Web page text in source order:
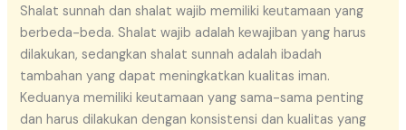
Shalat sunnah dan shalat wajib memiliki keutamaan yang
berbeda-beda. Shalat wajib adalah kewajiban yang harus
dilakukan, sedangkan shalat sunnah adalah ibadah
tambahan yang dapat meningkatkan kualitas iman.
Keduanya memiliki keutamaan yang sama-sama penting
dan harus dilakukan dengan konsistensi dan kualitas yang